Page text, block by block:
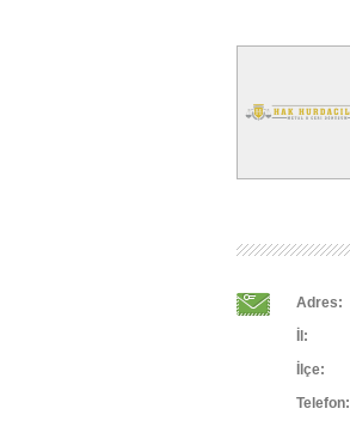
Adres:
İl:
İlçe:
Telefon: